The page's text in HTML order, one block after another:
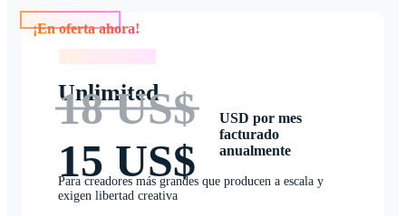
Unlimited
18 US$
15 US$
USD por mes
facturado
anualmente
Para creadores más grandes que producen a escala y
exigen libertad creativa